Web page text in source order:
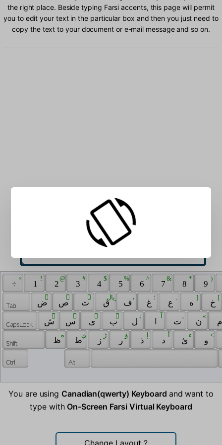
the right place. Beside typing Farsi accents, this page will permit
you to edit your text in the particular box and then you just need to
copy the text to your document or e-mail message and so on.
Type Farsi characters into the box:
÷
×
1
!
2
@
3
#
4
$
5
%
6
^
7
&
8
*
9
)
ض
ً
ص
ٌ
ث
ٍ
ق ف
، ] [
ش
َ
س
ُ
ی
ِ
ب
ّ
ل ت ن
«
ظ ط ز ر ئ
<
You are using Canadian(qwerty) Keyboard and want to
type with On-Screen Farsi Virtual Keyboard
Change Layout ?